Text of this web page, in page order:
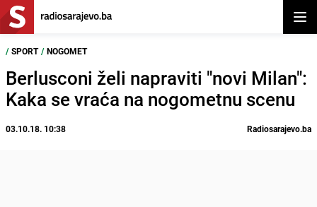
/ SPORT / NOGOMET
Berlusconi želi napraviti "novi Milan":
Kaka se vraća na nogometnu scenu
03.10.18. 10:38 Radiosarajevo.ba